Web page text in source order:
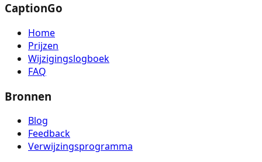
CaptionGo
Home
Prijzen
Wijzigingslogboek
FAQ
Bronnen
Blog
Feedback
Verwijzingsprogramma